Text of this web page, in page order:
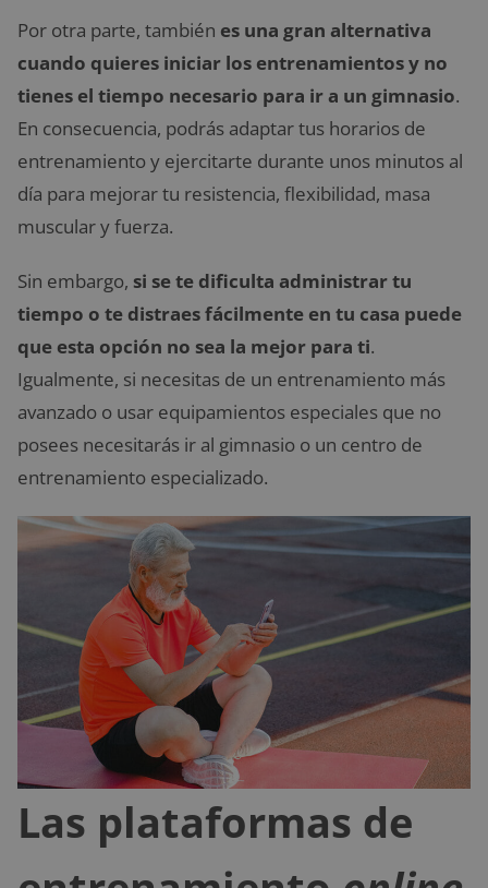
Por otra parte, también es una gran alternativa
cuando quieres iniciar los entrenamientos y no
tienes el tiempo necesario para ir a un gimnasio.
En consecuencia, podrás adaptar tus horarios de
entrenamiento y ejercitarte durante unos minutos al
día para mejorar tu resistencia, flexibilidad, masa
muscular y fuerza.
Sin embargo, si se te dificulta administrar tu
tiempo o te distraes fácilmente en tu casa puede
que esta opción no sea la mejor para ti.
Igualmente, si necesitas de un entrenamiento más
avanzado o usar equipamientos especiales que no
posees necesitarás ir al gimnasio o un centro de
entrenamiento especializado.
Las plataformas de